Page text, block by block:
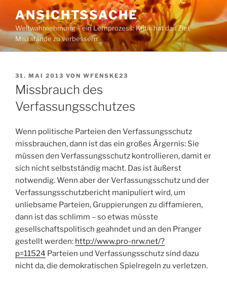
Inhalt
springen
ANSICHTSSACHE
Weltwahrnehmung – ein Lernprozess: Kritik hat das Ziel,
Missstände zu verbessern
VERÖFFENTLICHT
AM
31. MAI 2013 VON WFENSKE23
Missbrauch des
Verfassungsschutzes
Wenn politische Parteien den Verfassungsschutz
missbrauchen, dann ist das ein großes Ärgernis: Sie
müssen den Verfassungsschutz kontrollieren, damit er
sich nicht selbstständig macht. Das ist äußerst
notwendig. Wenn aber der Verfassungsschutz und der
Verfassungsschutzbericht manipuliert wird, um
unliebsame Parteien, Gruppierungen zu diffamieren,
dann ist das schlimm – so etwas müsste
gesellschaftspolitisch geahndet und an den Pranger
gestellt werden: http://www.pro-nrw.net/?
p=11524 Parteien und Verfassungsschutz sind dazu
nicht da, die demokratischen Spielregeln zu verletzen.